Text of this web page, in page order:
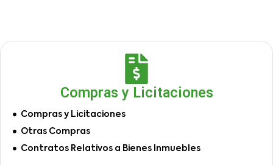
Compras y Licitaciones
Compras y Licitaciones
Otras Compras
Contratos Relativos a Bienes Inmuebles